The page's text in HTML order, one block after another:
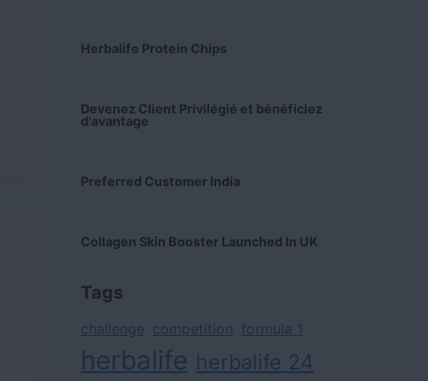
Herbalife Protein Chips
Devenez Client Privilégié et bénéficiez
d'avantage
Preferred Customer India
Collagen Skin Booster Launched In UK
Tags
challenge competition formula 1
herbalife herbalife 24